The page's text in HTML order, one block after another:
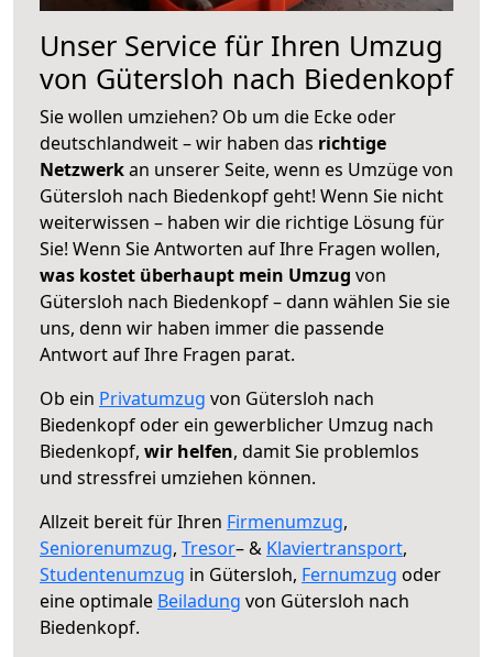
Unser Service für Ihren Umzug
von Gütersloh nach Biedenkopf
Sie wollen umziehen? Ob um die Ecke oder
deutschlandweit – wir haben das richtige
Netzwerkan unserer Seite, wenn es Umzüge von
Gütersloh nach Biedenkopf geht! Wenn Sie nicht
weiterwissen – haben wir die richtige Lösung für
Sie! Wenn Sie Antworten auf Ihre Fragen wollen,
was kostet überhaupt mein Umzug von
Gütersloh nach Biedenkopf – dann wählen Sie sie
uns, denn wir haben immer die passende
Antwort auf Ihre Fragen parat.
Ob ein Privatumzug von Gütersloh nach
Biedenkopf oder ein gewerblicher Umzug nach
Biedenkopf, wir helfen, damit Sie problemlos
und stressfrei umziehen können.
Allzeit bereit für Ihren Firmenumzug,
Seniorenumzug, Tresor– & Klaviertransport,
Studentenumzug in Gütersloh, Fernumzug oder
eine optimale Beiladung von Gütersloh nach
Biedenkopf.